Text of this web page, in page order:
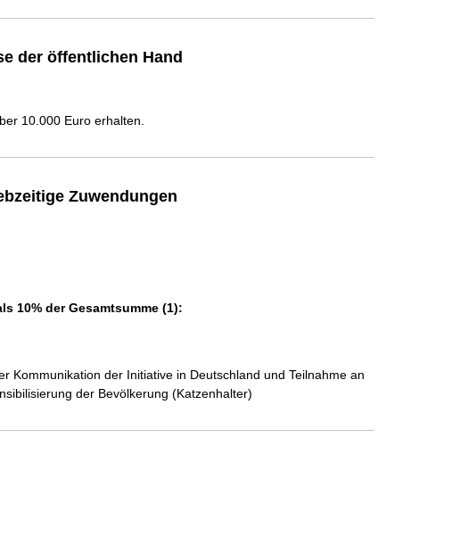
der öffentlichen Hand
10.000 Euro erhalten.
Zuwendungen
10% der Gesamtsumme (1):
Kommunikation der Initiative in Deutschland und Teilnahme an
der Bevölkerung (Katzenhalter)